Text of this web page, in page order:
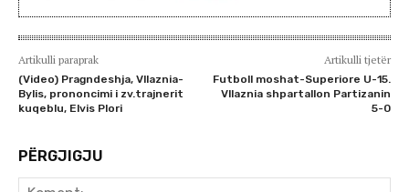
Artikulli paraprak
(Video) Pragndeshja, Vllaznia-
Bylis, prononcimi i zv.trajnerit
kuqeblu, Elvis Plori
Artikulli tjetër
Futboll moshat-Superiore U-15.
Vllaznia shpartallon Partizanin
5-0
PËRGJIGJU